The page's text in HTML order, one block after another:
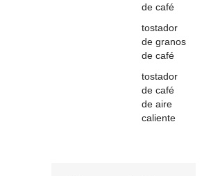
de café
tostador
de granos
de café
tostador
de café
de aire
caliente